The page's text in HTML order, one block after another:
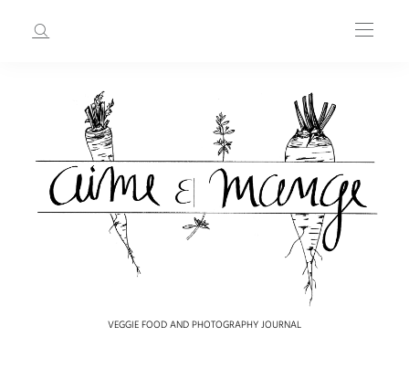
VEGGIE FOOD AND PHOTOGRAPHY JOURNAL